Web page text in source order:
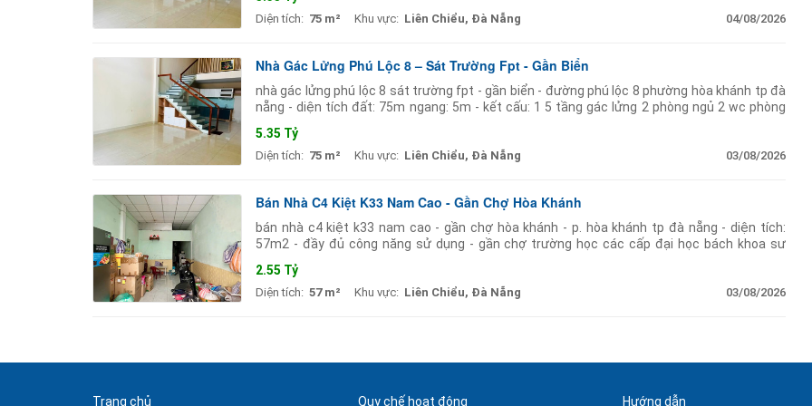
Diện tích: 75 m² Khu vực: Liên Chiểu, Đà Nẵng 04/08/2026
Nhà Gác Lửng Phú Lộc 8 – Sát Trường Fpt - Gần Biển
nhà gác lửng phú lộc 8 sát trường fpt - gần biển - đường phú lộc 8 phường hòa khánh tp đà
nẵng - diện tích đất: 75m ngang: 5m - kết cấu: 1 5 tầng gác lửng 2 phòng ngủ 2 wc phòng
5.35 Tỷ
Diện tích: 75 m² Khu vực: Liên Chiểu, Đà Nẵng 03/08/2026
Bán Nhà C4 Kiệt K33 Nam Cao - Gần Chợ Hòa Khánh
bán nhà c4 kiệt k33 nam cao - gần chợ hòa khánh - p. hòa khánh tp đà nẵng - diện tích:
57m2 - đầy đủ công năng sử dụng - gần chợ trường học các cấp đại học bách khoa sư
2.55 Tỷ
Diện tích: 57 m² Khu vực: Liên Chiểu, Đà Nẵng 03/08/2026
Trang chủ Quy chế hoạt động Hướng dẫn